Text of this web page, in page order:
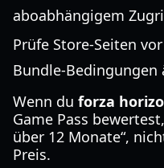
aboabhängigem
Prüfe Store-Seiten
Bundle-Bedingungen
Wenn du forza
Game Pass
über 12 Monate“,
Preis.